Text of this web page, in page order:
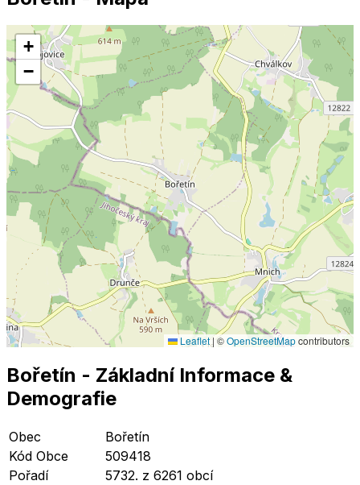
+
−
Leaflet| ©OpenStreetMapcontributors
Bořetín - Základní Informace &
Demografie
Obec
Bořetín
Kód Obce
509418
Pořadí
5732. z 6261 obcí